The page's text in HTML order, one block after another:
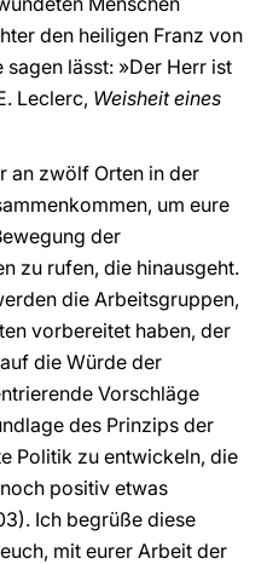
den heiligen Franz von
lässt: »Der Herr ist
Leclerc, Weisheit eines
an zwölf Orten in der
um eure
der
zu rufen, die hinausgeht.
die Arbeitsgruppen,
vorbereitet haben, der
die Würde der
Vorschläge
des Prinzips der
Politik zu entwickeln, die
positiv etwas
Ich begrüße diese
mit eurer Arbeit der